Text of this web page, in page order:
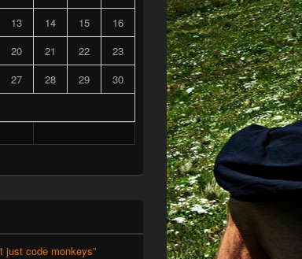
13 14 15
16
20 21 22
23
27 28 29
30
just code monkeys”